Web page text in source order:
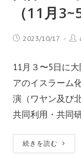
（11月
2023/10/17
11月３〜5日に
アのイスラーム
演（ワヤン及び
共同利用・共同
続きを読む